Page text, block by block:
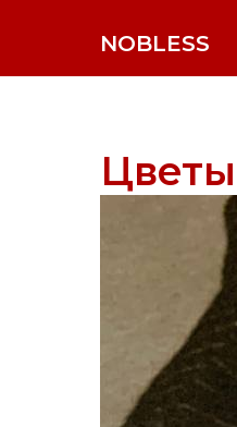
NOBLESS